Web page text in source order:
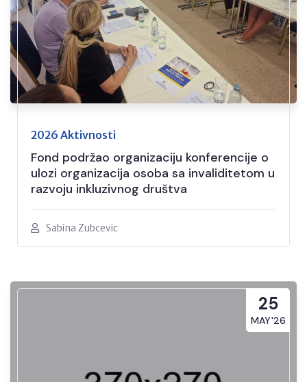
2026 Aktivnosti
Fond podržao organizaciju konferencije o
ulozi organizacija osoba sa invaliditetom u
razvoju inkluzivnog društva
Sabina Zubcevic
25
MAY'26